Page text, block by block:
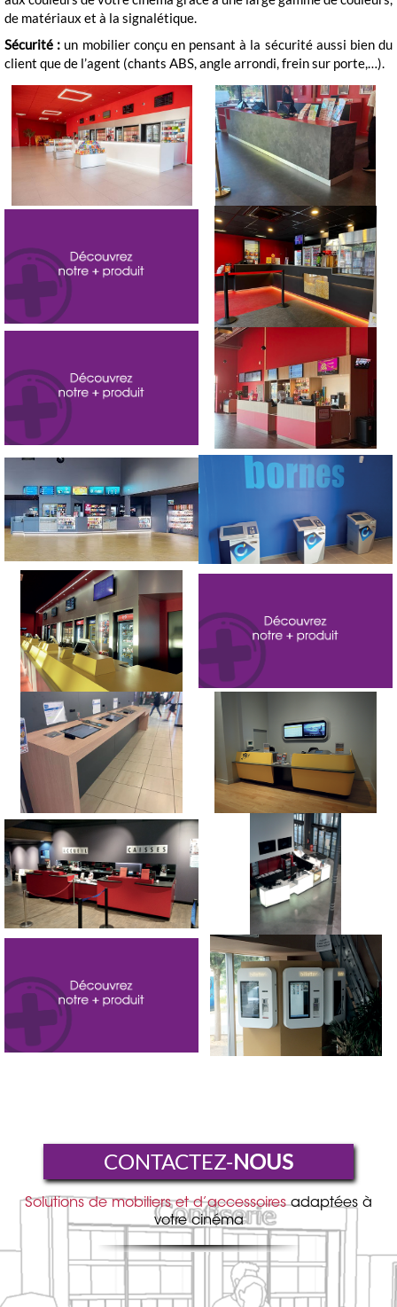
de matériaux et à la signalétique.
Sécurité : un mobilier conçu en pensant à la sécurité aussi bien du
client que de l’agent (chants ABS, angle arrondi, frein sur porte,…).
Megarama Boulogne sur Mer
Cinéma Cambaie St Paul la
Réunion
Intégration du module PMR
suivant la nouvelle législation
Cinéma le Cinq Lagny sur
Marne
d’adhésif, stratifié, imprimé,
impression numérique, sur tous
supports, usinage, résine.
Cinéma Lines Milly la Fôret
Cineville la Roche sur Yon Les Ponts-de-Cé – Cinéville
Chambly – Mégarama
Architecte ABFM
Accessibilité : Limite les files
d’attente interminables aux
Dunkerque O’ Ciné – Cinémob
Levallois Perret – Cinema Pathé
– Designer Ora Ïto
Tours – Studio PST – Cinémob Armentières C2L – Archi Catani
Adaptabilité : Vous avez le
matériel, nous avons la borne.
Nous développons une borne
adaptée à votre logiciel comme
ici à Côté Ciné
CONTACTEZ-NOUS
Solutions de mobiliers et d’accessoiresadaptées à
votre cinéma